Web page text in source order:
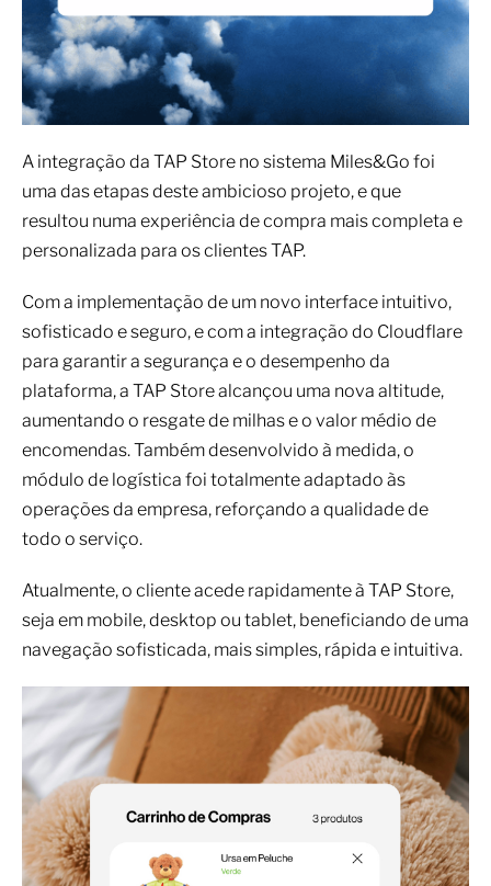
A integração da TAP Store no sistema Miles&Go foi
uma das etapas deste ambicioso projeto, e que
resultou numa experiência de compra mais completa e
personalizada para os clientes TAP.
Com a implementação de um novo interface intuitivo,
sofisticado e seguro, e com a integração do Cloudflare
para garantir a segurança e o desempenho da
plataforma, a TAP Store alcançou uma nova altitude,
aumentando o resgate de milhas e o valor médio de
encomendas. Também desenvolvido à medida, o
módulo de logística foi totalmente adaptado às
operações da empresa, reforçando a qualidade de
todo o serviço.
Atualmente, o cliente acede rapidamente à TAP Store,
seja em mobile, desktop ou tablet, beneficiando de uma
navegação sofisticada, mais simples, rápida e intuitiva.